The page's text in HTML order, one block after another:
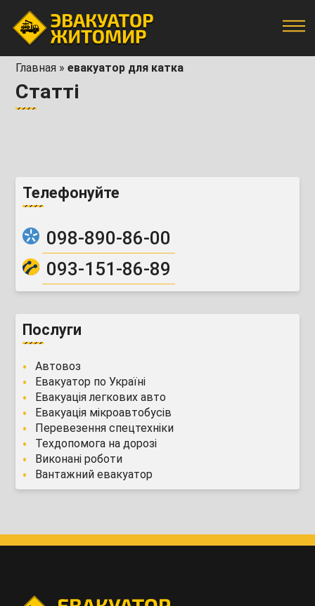
Главная »евакуатор для катка
Статті
Телефонуйте
098-890-86-00
093-151-86-89
Послуги
Автовоз
Евакуатор по Україні
Евакуація легкових авто
Евакуація мікроавтобусів
Перевезення спецтехніки
Техдопомога на дорозі
Виконані роботи
Вантажний евакуатор